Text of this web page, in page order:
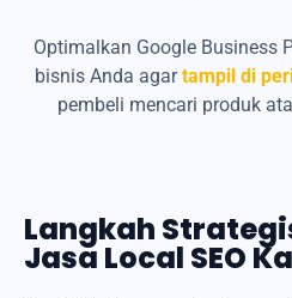
Optimalkan Google Business
bisnis Anda agartampil di
pembeli mencari produk
Langkah
Jasa Local SEO